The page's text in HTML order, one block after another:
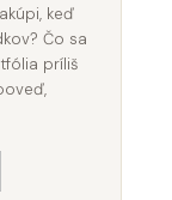
keď
Čo sa
príliš